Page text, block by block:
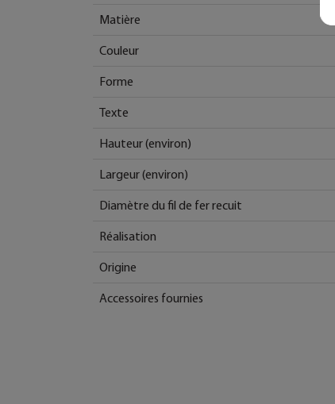
Matière
Couleur
Forme
Texte
Hauteur (environ)
Largeur (environ)
Diamètre du fil de fer recuit
Réalisation
Origine
Accessoires fournies